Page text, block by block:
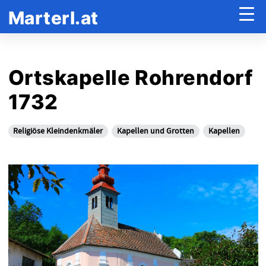
Marterl.at
Ortskapelle Rohrendorf
1732
Religiöse Kleindenkmäler Kapellen und Grotten Kapellen